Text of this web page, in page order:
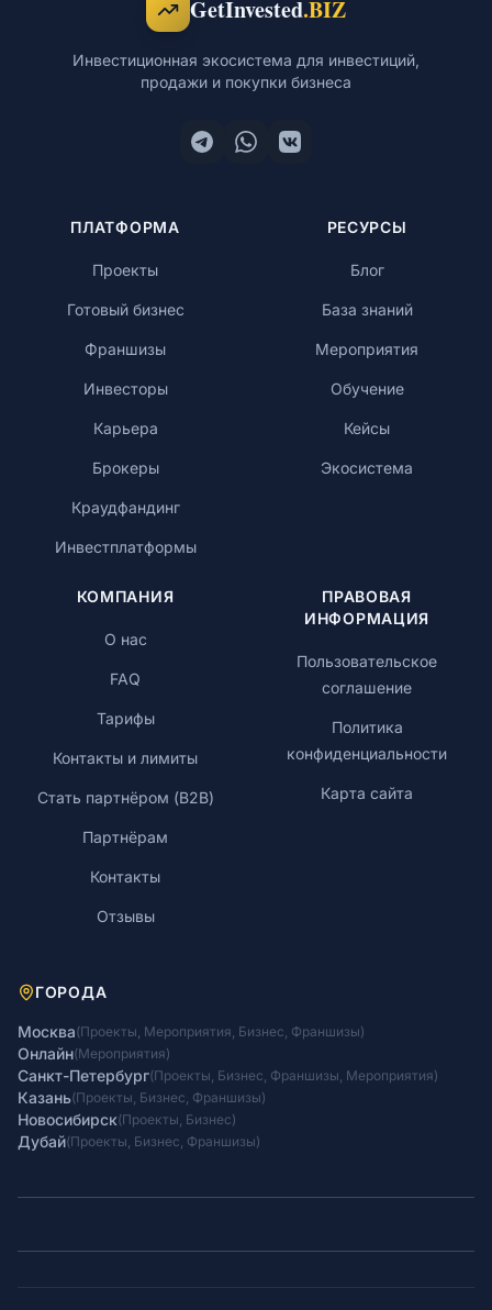
GetInvested.BIZ
Инвестиционная экосистема для инвестиций,
продажи и покупки бизнеса
ПЛАТФОРМА
Проекты
Готовый бизнес
Франшизы
Инвесторы
Карьера
Брокеры
Краудфандинг
Инвестплатформы
РЕСУРСЫ
Блог
База знаний
Мероприятия
Обучение
Кейсы
Экосистема
КОМПАНИЯ
О нас
FAQ
Тарифы
Контакты и лимиты
Стать партнёром (B2B)
Партнёрам
Контакты
Отзывы
ПРАВОВАЯ
ИНФОРМАЦИЯ
Пользовательское
соглашение
Политика
конфиденциальности
Карта сайта
ГОРОДА
Москва(Проекты, Мероприятия, Бизнес, Франшизы)
Онлайн(Мероприятия)
Санкт-Петербург(Проекты, Бизнес, Франшизы, Мероприятия)
Казань(Проекты, Бизнес, Франшизы)
Новосибирск(Проекты, Бизнес)
Дубай(Проекты, Бизнес, Франшизы)